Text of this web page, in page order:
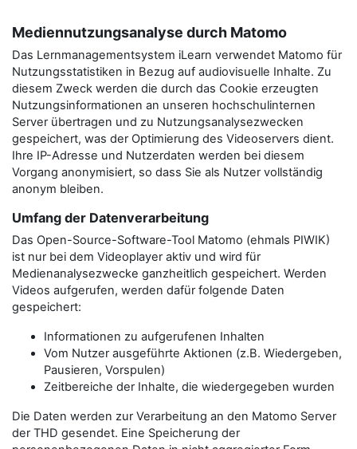
Mediennutzungsanalyse durch Matomo
Das Lernmanagementsystem iLearn verwendet Matomo für
Nutzungsstatistiken in Bezug auf audiovisuelle Inhalte. Zu
diesem Zweck werden die durch das Cookie erzeugten
Nutzungsinformationen an unseren hochschulinternen
Server übertragen und zu Nutzungsanalysezwecken
gespeichert, was der Optimierung des Videoservers dient.
Ihre IP-Adresse und Nutzerdaten werden bei diesem
Vorgang anonymisiert, so dass Sie als Nutzer vollständig
anonym bleiben.
Umfang der Datenverarbeitung
Das Open-Source-Software-Tool Matomo (ehmals PIWIK)
ist nur bei dem Videoplayer aktiv und wird für
Medienanalysezwecke ganzheitlich gespeichert. Werden
Videos aufgerufen, werden dafür folgende Daten
gespeichert:
Informationen zu aufgerufenen Inhalten
Vom Nutzer ausgeführte Aktionen (z.B. Wiedergeben,
Pausieren, Vorspulen)
Zeitbereiche der Inhalte, die wiedergegeben wurden
Die Daten werden zur Verarbeitung an den Matomo Server
der THD gesendet. Eine Speicherung der